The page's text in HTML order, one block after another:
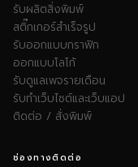
รับผลิตสิ่งพิมพ์
สติ๊กเกอร์สำเร็จรูป
รับออกแบบกราฟิก
ออกแบบโลโก้
รับดูแลเพจรายเดือน
รับทำเว็บไซต์และเว็บแอป
ติดต่อ / สั่งพิมพ์
ช่องทางติดต่อ